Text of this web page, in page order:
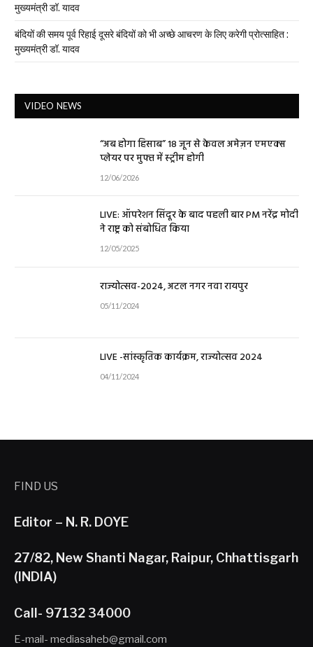
मुख्यमंत्री डॉ. यादव
बंदियों की समय पूर्व रिहाई दूसरे बंदियों को भी अच्छे आचरण के लिए करेगी प्रोत्साहित :
मुख्यमंत्री डॉ. यादव
VIDEO NEWS
“अब होगा हिसाब” 18 जून से केवल अमेज़न एमएक्स
प्लेयर पर मुफ्त में स्ट्रीम होगी
12/06/2026
LIVE: ऑपरेशन सिंदूर के बाद पहली बार PM नरेंद्र मोदी
ने राष्ट्र को संबोधित किया
12/05/2025
राज्योत्सव-2024, अटल नगर नवा रायपुर
05/11/2024
LIVE -सांस्कृतिक कार्यक्रम, राज्योत्सव 2024
04/11/2024
FIND US
Editor – N. R. DOYE
27/82, New Shanti Nagar, Raipur, Chhattisgarh
(INDIA)
Call- 97132 34000
E-mail- mediasaheb@gmail.com